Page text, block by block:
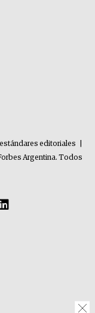
editoriales
Argentina. Todos